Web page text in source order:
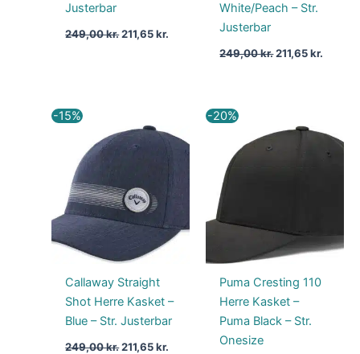
Justerbar
249,00kr.211,65kr.
White/Peach – Str.
Justerbar
249,00kr.211,65kr.
-15%
Callaway Straight
Shot Herre Kasket –
Blue – Str. Justerbar
249,00kr.
oprindelige
211,65kr.
aktuelle
pris
-20%
Puma Cresting 110
Herre Kasket –
Puma Black – Str.
Onesize
oprindelige
pris
er: